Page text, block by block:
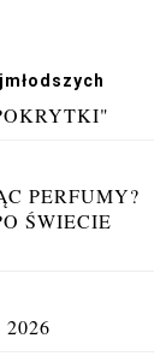
PERFUMY?
ŚWIECIE